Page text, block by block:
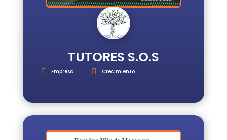
TUTORES S.O.S
Empresa Crecimiento